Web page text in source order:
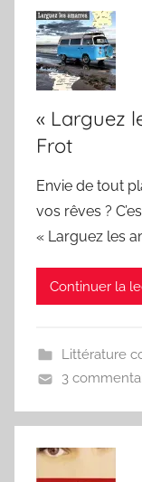
« Larguez
Frot
Envie de tout
vos rêves ?
« Larguez les
Continuer la
Littérature
3